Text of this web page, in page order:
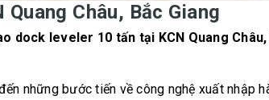
Châu, Bắc Giang
dock leveler 10 tấn tại KCN Quang Châu,
những bước tiến về công nghệ xuất nhập